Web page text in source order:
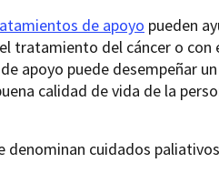
de apoyo pueden
tratamiento del cáncer o con
apoyo puede desempeñar
calidad de vida de la
denominan cuidados